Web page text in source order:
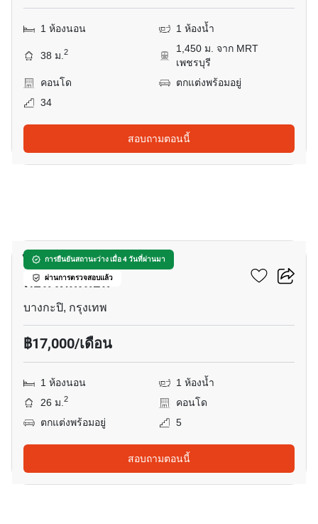
1 ห้องนอน 1 ห้องน้ำ
38 ม.2
1,450 ม. จาก MRT
เพชรบุรี
คอนโด
ตกแต่งพร้อมอยู่
34
สอบถามตอนนี้
การยืนยันสถานะว่าง เมื่อ 4 วันที่ผ่านมา
ผ่านการตรวจสอบแล้ว
ไอ-เฮาส์ ลากูน่า การ์เด้น
คอนโดมิเนียม
บางกะปิ, กรุงเทพ
฿17,000/เดือน
1 ห้องนอน
1 ห้องน้ำ
26 ม.2
คอนโด
ตกแต่งพร้อมอยู่
5
สอบถามตอนนี้